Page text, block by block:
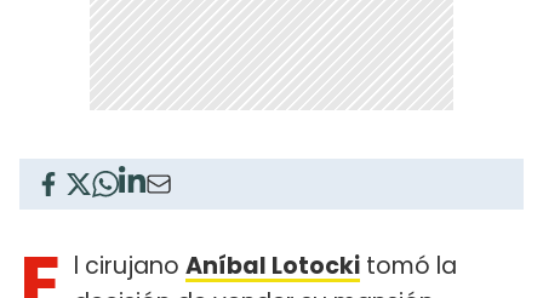
l cirujano Aníbal Lotocki tomó la